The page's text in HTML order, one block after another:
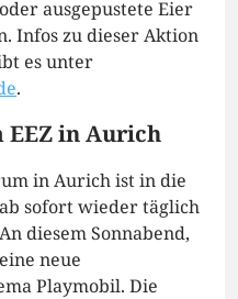
ausgepustete Eier
Infos zu dieser Aktion
es unter
.
in Aurich
in Aurich ist in die
sofort wieder täglich
diesem Sonnabend,
neue
Playmobil. Die